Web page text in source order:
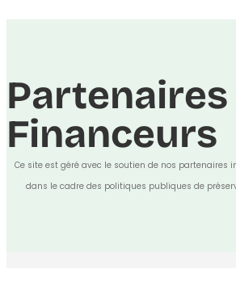
Partenaires
Financeurs
Ce site est géré avec le soutien de nos partenaires
dans le cadre des politiques publiques de